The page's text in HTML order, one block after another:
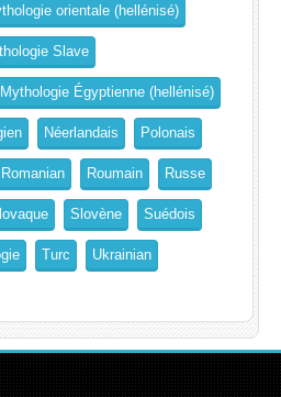
orientale (hellénisé)
Slave
Mythologie Égyptienne (hellénisé)
Néerlandais Polonais
Romanian Roumain Russe
Slovène Suédois
Turc Ukrainian